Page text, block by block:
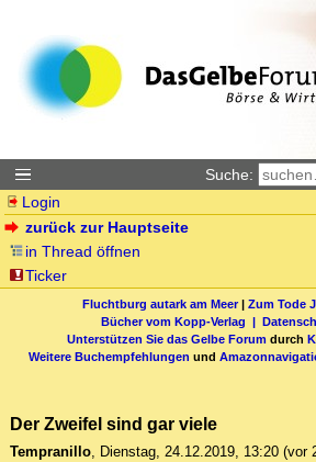
Suche:
Login
zurück zur Hauptseite
in Thread öffnen
Ticker
Fluchtburg autark am Meer| Zum Tode
Bücher vom Kopp-Verlag |
Unterstützen Sie das Gelbe Forum durch
Weitere Buchempfehlungen und
Der Zweifel sind gar viele
Tempranillo, Dienstag, 24.12.2019, 13:20 (vor